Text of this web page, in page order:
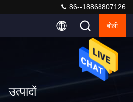
86--18868807126
बोली
उत्पादों